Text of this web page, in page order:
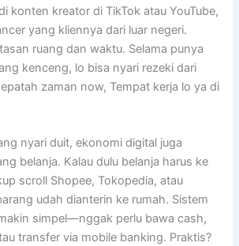
konten kreator di TikTok atau YouTube,
yang kliennya dari luar negeri.
ruang dan waktu. Selama punya
kenceng, lo bisa nyari rezeki dari
zaman now, Tempat kerja lo ya di
nyari duit, ekonomi digital juga
belanja. Kalau dulu belanja harus ke
scroll Shopee, Tokopedia, atau
udah dianterin ke rumah. Sistem
simpel—nggak perlu bawa cash,
transfer via mobile banking. Praktis?